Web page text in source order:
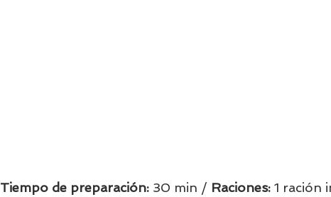
Tiempo de preparación: 30 min / Raciones: 1 ración